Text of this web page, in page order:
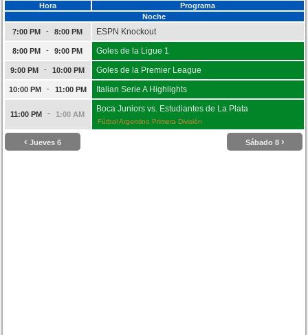
Hora
Programa
Noche
7:00 PM
- 8:00 PM ESPN Knockout
8:00 PM - 9:00 PM Goles de la Ligue 1
9:00 PM - 10:00 PM Goles de la Premier League
10:00 PM - 11:00 PM Italian Serie A Highlights
11:00 PM - 1:00 AM
Boca Juniors vs. Estudiantes de La Plata
Fútbol Argentino Primera División
‹ Jueves 6 Sábado 8 ›